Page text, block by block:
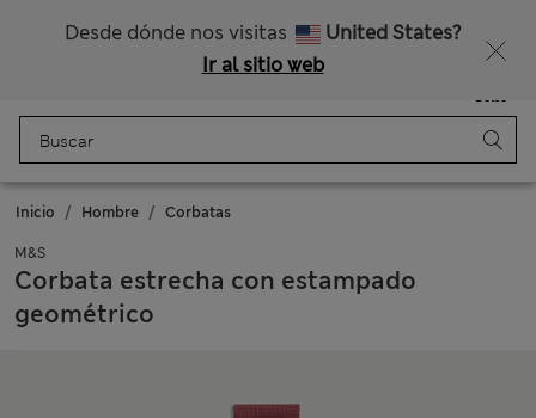
Desde dónde nos visitas
United States?
Ir al sitio web
Bolso
Inicio Hombre Corbatas
M&S
Corbata estrecha con estampado
geométrico